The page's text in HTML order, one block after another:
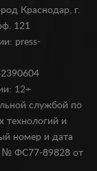
Краснодар, г.
121
press-
12+
службой по
технологий и
номер и дата
№ ФС77-89828 от